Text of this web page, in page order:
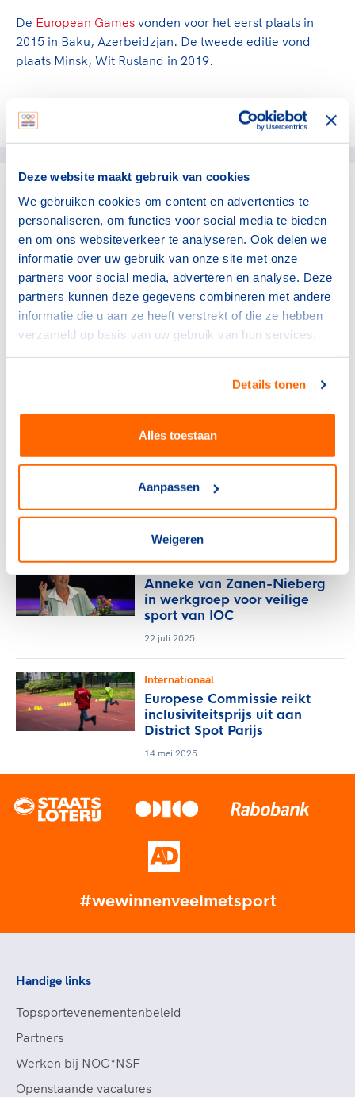
Deze website maakt gebruik van cookies
We gebruiken cookies om content en advertenties te
personaliseren, om functies voor social media te bieden
en om ons websiteverkeer te analyseren. Ook delen we
informatie over uw gebruik van onze site met onze
partners voor social media, adverteren en analyse. Deze
partners kunnen deze gegevens combineren met andere
informatie die u aan ze heeft verstrekt of die ze hebben
verzameld op basis van uw gebruik van hun services.
Details tonen
Alles toestaan
Aanpassen
Weigeren
De European Games vonden voor het eerst plaats in
2015 in Baku, Azerbeidzjan. De tweede editie vond
plaats Minsk, Wit Rusland in 2019.
Deel dit artikel op social media:
gerelateerde artikelen
Internationaal
Belang van de sporter
voorop, ook bij politieke
dilemma’s
IOC laat Russische sporters
Internationaal
Belangrijke Europese sport-
Internationaal
Anneke van Zanen-Nieberg
in werkgroep voor veilige
sport van IOC
22 juli 2025
Internationaal
Europese Commissie reikt
inclusiviteitsprijs uit aan
District Spot Parijs
14 mei 2025
#wewinnenveelmetsport
Handige links
Topsportevenementenbeleid
Partners
Werken bij NOC*NSF
Openstaande vacatures